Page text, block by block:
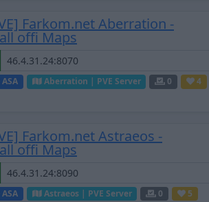
Farkom.net Aberration -
offi Maps
ASA Aberration | PVE Server 0
4
Farkom.net Astraeos -
offi Maps
ASA Astraeos | PVE Server 0
5